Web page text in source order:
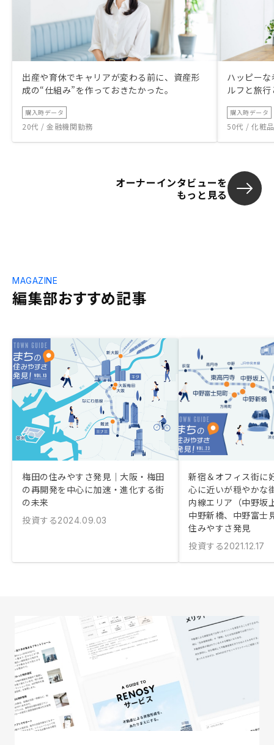
出産や育休でキャリアが変わる前に、資産形
成の“仕組み”を作っておきたかった。
購入時データ
20代 / 金融機関勤務
ハッピー
ルフと旅
購入時データ
50代 / 化粧
オーナーインタビューを
もっと見る
編集部おすすめ記事
MAGAZINE
梅田の住みやすさ発見｜大阪・梅田
の再開発を中心に加速・進化する街
の未来
投資する2024.09.03
新宿＆オフィス街に
心に近いが穏やかな
内線エリア（中野坂
中野新橋、中野富士
住みやすさ発見
投資する2021.12.17